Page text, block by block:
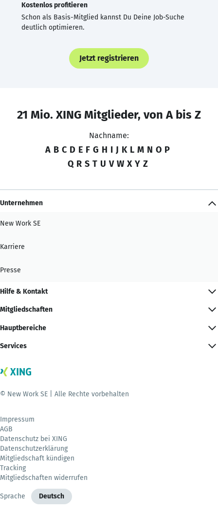
Kostenlos profitieren
Schon als Basis-Mitglied kannst Du Deine Job-Suche
deutlich optimieren.
Jetzt registrieren
21 Mio. XING Mitglieder, von A bis Z
Nachname:
A B C D E F G H I J K L M N O P
Q R S T U V W X Y Z
Unternehmen
New Work SE
Karriere
Presse
Hilfe & Kontakt
Mitgliedschaften
Hauptbereiche
Services
© New Work SE | Alle Rechte vorbehalten
Impressum
AGB
Datenschutz bei XING
Datenschutzerklärung
Mitgliedschaft kündigen
Tracking
Mitgliedschaften widerrufen
Sprache Deutsch